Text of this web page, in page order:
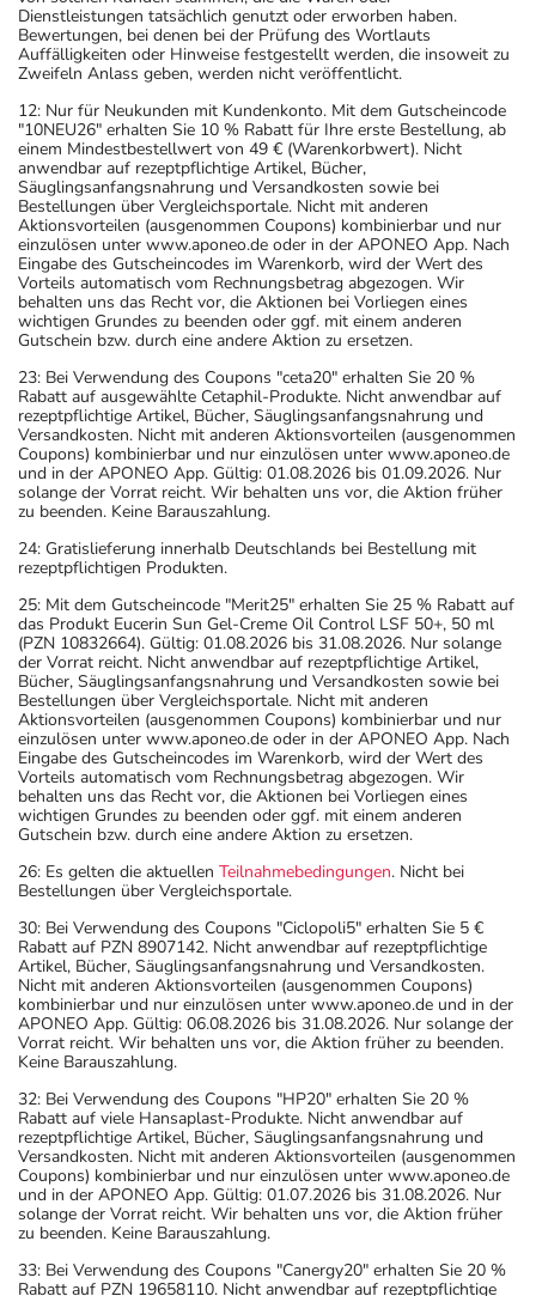
Dienstleistungen tatsächlich genutzt oder erworben haben.
Bewertungen, bei denen bei der Prüfung des Wortlauts
Auffälligkeiten oder Hinweise festgestellt werden, die insoweit zu
Zweifeln Anlass geben, werden nicht veröffentlicht.
12: Nur für Neukunden mit Kundenkonto. Mit dem Gutscheincode
"10NEU26" erhalten Sie 10 % Rabatt für Ihre erste Bestellung, ab
einem Mindestbestellwert von 49 € (Warenkorbwert). Nicht
anwendbar auf rezeptpflichtige Artikel, Bücher,
Säuglingsanfangsnahrung und Versandkosten sowie bei
Bestellungen über Vergleichsportale. Nicht mit anderen
Aktionsvorteilen (ausgenommen Coupons) kombinierbar und nur
einzulösen unter www.aponeo.de oder in der APONEO App. Nach
Eingabe des Gutscheincodes im Warenkorb, wird der Wert des
Vorteils automatisch vom Rechnungsbetrag abgezogen. Wir
behalten uns das Recht vor, die Aktionen bei Vorliegen eines
wichtigen Grundes zu beenden oder ggf. mit einem anderen
Gutschein bzw. durch eine andere Aktion zu ersetzen.
23: Bei Verwendung des Coupons "ceta20" erhalten Sie 20 %
Rabatt auf ausgewählte Cetaphil-Produkte. Nicht anwendbar auf
rezeptpflichtige Artikel, Bücher, Säuglingsanfangsnahrung und
Versandkosten. Nicht mit anderen Aktionsvorteilen (ausgenommen
Coupons) kombinierbar und nur einzulösen unter www.aponeo.de
und in der APONEO App. Gültig: 01.08.2026 bis 01.09.2026. Nur
solange der Vorrat reicht. Wir behalten uns vor, die Aktion früher
zu beenden. Keine Barauszahlung.
24: Gratislieferung innerhalb Deutschlands bei Bestellung mit
rezeptpflichtigen Produkten.
25: Mit dem Gutscheincode "Merit25" erhalten Sie 25 % Rabatt auf
das Produkt Eucerin Sun Gel-Creme Oil Control LSF 50+, 50 ml
(PZN 10832664). Gültig: 01.08.2026 bis 31.08.2026. Nur solange
der Vorrat reicht. Nicht anwendbar auf rezeptpflichtige Artikel,
Bücher, Säuglingsanfangsnahrung und Versandkosten sowie bei
Bestellungen über Vergleichsportale. Nicht mit anderen
Aktionsvorteilen (ausgenommen Coupons) kombinierbar und nur
einzulösen unter www.aponeo.de oder in der APONEO App. Nach
Eingabe des Gutscheincodes im Warenkorb, wird der Wert des
Vorteils automatisch vom Rechnungsbetrag abgezogen. Wir
behalten uns das Recht vor, die Aktionen bei Vorliegen eines
wichtigen Grundes zu beenden oder ggf. mit einem anderen
Gutschein bzw. durch eine andere Aktion zu ersetzen.
26: Es gelten die aktuellen Teilnahmebedingungen. Nicht bei
Bestellungen über Vergleichsportale.
30: Bei Verwendung des Coupons "Ciclopoli5" erhalten Sie 5 €
Rabatt auf PZN 8907142. Nicht anwendbar auf rezeptpflichtige
Artikel, Bücher, Säuglingsanfangsnahrung und Versandkosten.
Nicht mit anderen Aktionsvorteilen (ausgenommen Coupons)
kombinierbar und nur einzulösen unter www.aponeo.de und in der
APONEO App. Gültig: 06.08.2026 bis 31.08.2026. Nur solange der
Vorrat reicht. Wir behalten uns vor, die Aktion früher zu beenden.
Keine Barauszahlung.
32: Bei Verwendung des Coupons "HP20" erhalten Sie 20 %
Rabatt auf viele Hansaplast-Produkte. Nicht anwendbar auf
rezeptpflichtige Artikel, Bücher, Säuglingsanfangsnahrung und
Versandkosten. Nicht mit anderen Aktionsvorteilen (ausgenommen
Coupons) kombinierbar und nur einzulösen unter www.aponeo.de
und in der APONEO App. Gültig: 01.07.2026 bis 31.08.2026. Nur
solange der Vorrat reicht. Wir behalten uns vor, die Aktion früher
zu beenden. Keine Barauszahlung.
33: Bei Verwendung des Coupons "Canergy20" erhalten Sie 20 %
Rabatt auf PZN 19658110. Nicht anwendbar auf rezeptpflichtige